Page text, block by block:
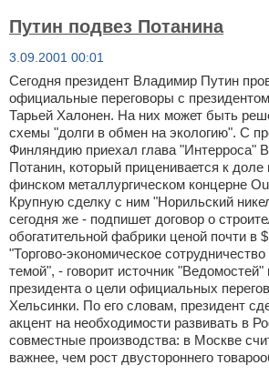
Путин подвез Потанина
3.09.2001 00:01
Сегодня президент Владимир Путин
официальные переговоры с
Тарьей Халонен. На них может быть
схемы "долги в обмен на экологию". С
Финляндию приехал глава "Интерроса"
Потанин, который приценивается к доле
финском металлургическом концерне
Крупную сделку с ним "Норильский
сегодня же - подпишет договор о
обогатительной фабрики ценой почти в
"Торгово-экономическое сотрудничество
темой", - говорит источник
президента о цели официальных
Хельсинки. По его словам, президент
акцент на необходимости развивать в
совместные производства: в Москве
важнее, чем рост двустороннего